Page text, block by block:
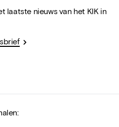
laatste nieuws van het KIK in